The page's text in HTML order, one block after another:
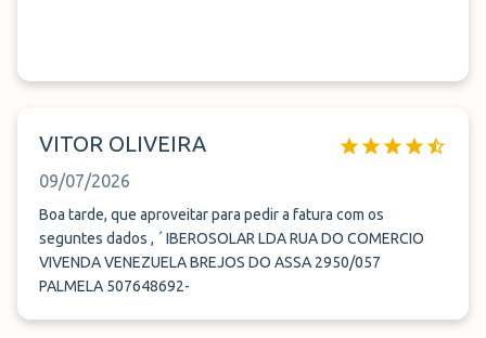
VITOR OLIVEIRA
09/07/2026
Boa tarde, que aproveitar para pedir a fatura com os
seguntes dados , ´ IBEROSOLAR LDA RUA DO COMERCIO
VIVENDA VENEZUELA BREJOS DO ASSA 2950/057
PALMELA 507648692-